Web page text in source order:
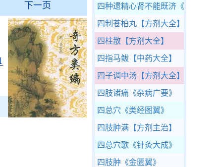
下一页 四种遗精心肾不能既济 《医学传心
四制苍柏丸 【方剂大全】
四柱散 【方剂大全】
四指马鲅 【中药大全】
四子调中汤 【方剂大全】
四肢诸痛 《杂病广要》
四总穴 《类经图翼》
四肢肿满 【方剂主治】
四总穴歌 《针灸大成》
四肢肿 《金匮翼》